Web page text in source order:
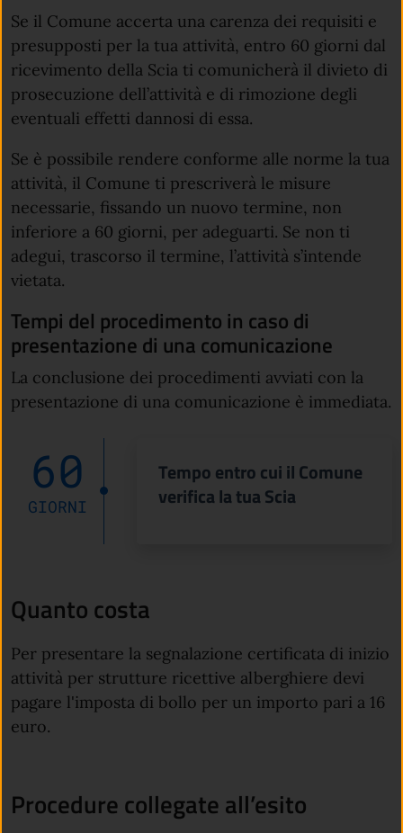
Se il Comune accerta una carenza dei requisiti e
presupposti per la tua attività, entro 60 giorni dal
ricevimento della Scia ti comunicherà il divieto di
prosecuzione dell’attività e di rimozione degli
eventuali effetti dannosi di essa.
Se è possibile rendere conforme alle norme la tua
attività, il Comune ti prescriverà le misure
necessarie, fissando un nuovo termine, non
inferiore a 60 giorni, per adeguarti. Se non ti
adegui, trascorso il termine, l’attività s’intende
vietata.
Tempi del procedimento in caso di
presentazione di una comunicazione
La conclusione dei procedimenti avviati con la
presentazione di una comunicazione è immediata.
60
GIORNI
Tempo entro cui il Comune
verifica la tua Scia
Quanto costa
Per presentare la segnalazione certificata di inizio
attività per strutture ricettive alberghiere devi
pagare l'imposta di bollo per un importo pari a 16
euro.
Procedure collegate all’esito